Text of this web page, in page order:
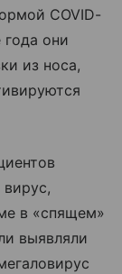
COVID-
они
из носа,
в «спящем»
выявляли